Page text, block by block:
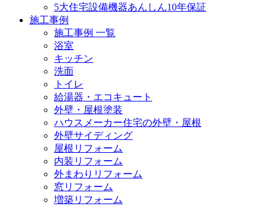
5大住宅設備機器あんしん10年保証
施工事例
施工事例 一覧
浴室
キッチン
洗面
トイレ
給湯器・エコキュート
外壁・屋根塗装
ハウスメーカー住宅の外壁・屋根
外壁サイディング
屋根リフォーム
内装リフォーム
外まわりリフォーム
窓リフォーム
増築リフォーム